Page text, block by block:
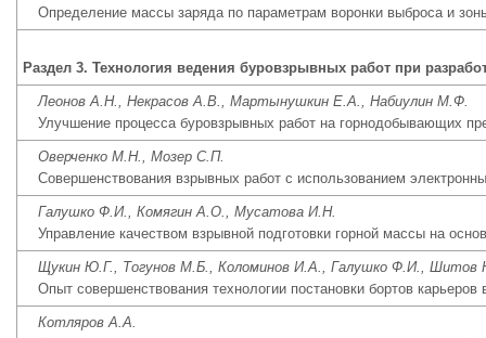
Определение массы заряда по параметрам воронки выброса и
Раздел 3. Технология ведения буровзрывных работ при
Леонов А.Н., Некрасов А.В., Мартынушкин Е.А., Набиулин М.Ф.
Улучшение процесса буровзрывных работ на горнодобывающих
Оверченко М.Н., Мозер С.П.
Совершенствования взрывных работ с использованием
Галушко Ф.И., Комягин А.О., Мусатова И.Н.
Управление качеством взрывной подготовки горной массы на
Щукин Ю.Г., Тогунов М.Б., Коломинов И.А., Галушко Ф.И.,
Опыт совершенствования технологии постановки бортов карьеров
Котляров А.А.